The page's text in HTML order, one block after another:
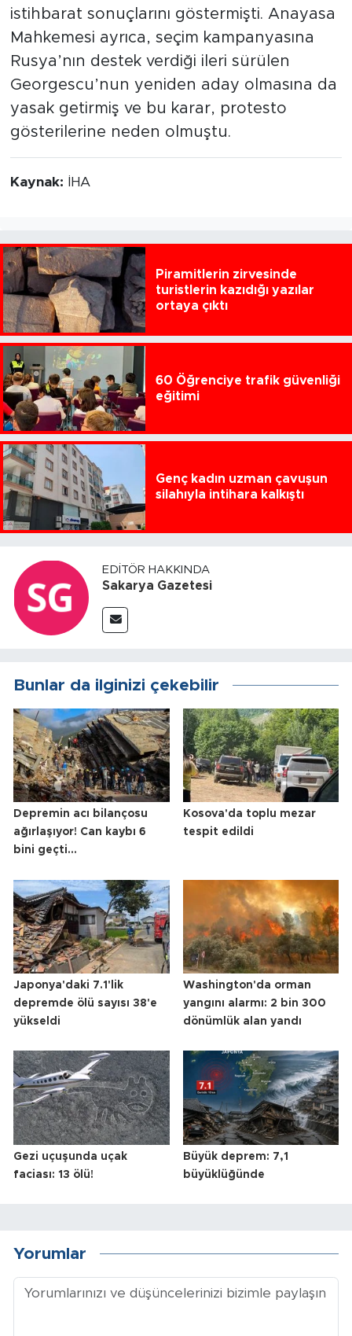
istihbarat sonuçlarını göstermişti. Anayasa
Mahkemesi ayrıca, seçim kampanyasına
Rusya’nın destek verdiği ileri sürülen
Georgescu’nun yeniden aday olmasına da
yasak getirmiş ve bu karar, protesto
gösterilerine neden olmuştu.
Kaynak: İHA
Piramitlerin zirvesinde
turistlerin kazıdığı yazılar
ortaya çıktı
60 Öğrenciye trafik güvenliği
eğitimi
Genç kadın uzman çavuşun
silahıyla intihara kalkıştı
EDITÖR HAKKINDA
Sakarya Gazetesi
Bunlar da ilginizi çekebilir
Depremin acı bilançosu
ağırlaşıyor! Can kaybı 6
bini geçti...
Kosova'da toplu mezar
tespit edildi
Japonya'daki 7.1'lik
depremde ölü sayısı 38'e
yükseldi
Washington'da orman
yangını alarmı: 2 bin 300
dönümlük alan yandı
Gezi uçuşunda uçak
faciası: 13 ölü!
Büyük deprem: 7,1
büyüklüğünde
Yorumlar